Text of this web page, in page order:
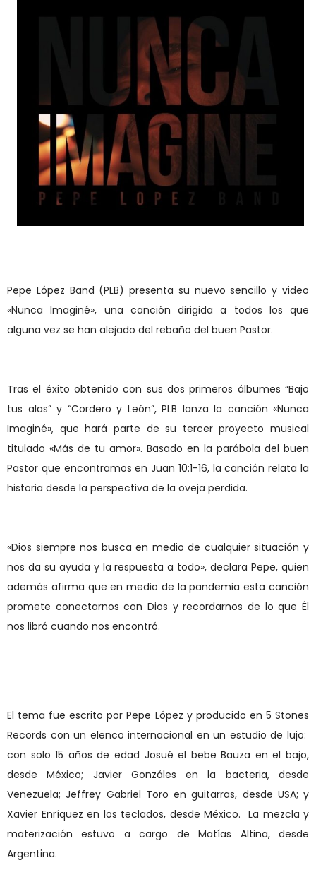
Pepe López Band (PLB) presenta su nuevo sencillo y video
«Nunca Imaginé», una canción dirigida a todos los que
alguna vez se han alejado del rebaño del buen Pastor.
Tras el éxito obtenido con sus dos primeros álbumes “Bajo
tus alas” y “Cordero y León”, PLB lanza la canción «Nunca
Imaginé», que hará parte de su tercer proyecto musical
titulado «Más de tu amor». Basado en la parábola del buen
Pastor que encontramos en Juan 10:1-16, la canción relata la
historia desde la perspectiva de la oveja perdida.
«Dios siempre nos busca en medio de cualquier situación y
nos da su ayuda y la respuesta a todo», declara Pepe, quien
además afirma que en medio de la pandemia esta canción
promete conectarnos con Dios y recordarnos de lo que Él
nos libró cuando nos encontró.
El tema fue escrito por Pepe López y producido en 5 Stones
Records con un elenco internacional en un estudio de lujo:
con solo 15 años de edad Josué el bebe Bauza en el bajo,
desde México; Javier Gonzáles en la bacteria, desde
Venezuela; Jeffrey Gabriel Toro en guitarras, desde USA; y
Xavier Enríquez en los teclados, desde México. La mezcla y
materización estuvo a cargo de Matías Altina, desde
Argentina.